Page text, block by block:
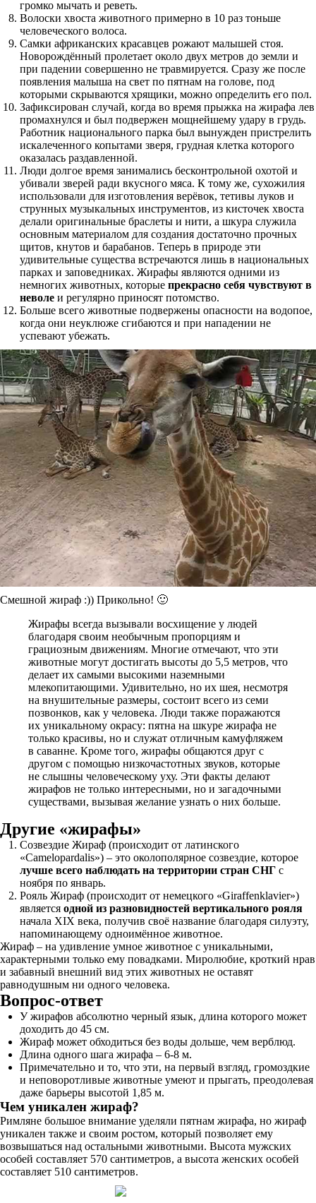
громко мычать и реветь.
Волоски хвоста животного примерно в 10 раз тоньше
человеческого волоса.
Самки африканских красавцев рожают малышей стоя.
Новорождённый пролетает около двух метров до земли и
при падении совершенно не травмируется. Сразу же после
появления малыша на свет по пятнам на голове, под
которыми скрываются хрящики, можно определить его пол.
Зафиксирован случай, когда во время прыжка на жирафа лев
промахнулся и был подвержен мощнейшему удару в грудь.
Работник национального парка был вынужден пристрелить
искалеченного копытами зверя, грудная клетка которого
оказалась раздавленной.
Люди долгое время занимались бесконтрольной охотой и
убивали зверей ради вкусного мяса. К тому же, сухожилия
использовали для изготовления верёвок, тетивы луков и
струнных музыкальных инструментов, из кисточек хвоста
делали оригинальные браслеты и нити, а шкура служила
основным материалом для создания достаточно прочных
щитов, кнутов и барабанов. Теперь в природе эти
удивительные существа встречаются лишь в национальных
парках и заповедниках. Жирафы являются одними из
немногих животных, которые прекрасно себя чувствуют в
неволе и регулярно приносят потомство.
Больше всего животные подвержены опасности на водопое,
когда они неуклюже сгибаются и при нападении не
успевают убежать.
Смешной жираф :)) Прикольно! 🙂
Жирафы всегда вызывали восхищение у людей
благодаря своим необычным пропорциям и
грациозным движениям. Многие отмечают, что эти
животные могут достигать высоты до 5,5 метров, что
делает их самыми высокими наземными
млекопитающими. Удивительно, но их шея, несмотря
на внушительные размеры, состоит всего из семи
позвонков, как у человека. Люди также поражаются
их уникальному окрасу: пятна на шкуре жирафа не
только красивы, но и служат отличным камуфляжем
в саванне. Кроме того, жирафы общаются друг с
другом с помощью низкочастотных звуков, которые
не слышны человеческому уху. Эти факты делают
жирафов не только интересными, но и загадочными
существами, вызывая желание узнать о них больше.
Другие «жирафы»
Созвездие Жираф (происходит от латинского
«Camelopardalis») – это околополярное созвездие, которое
лучше всего наблюдать на территории стран СНГ с
ноября по январь.
Рояль Жираф (происходит от немецкого «Giraffenklavier»)
является одной из разновидностей вертикального рояля
начала XIX века, получив своё название благодаря силуэту,
напоминающему одноимённое животное.
Жираф – на удивление умное животное с уникальными,
характерными только ему повадками. Миролюбие, кроткий нрав
и забавный внешний вид этих животных не оставят
равнодушным ни одного человека.
Вопрос-ответ
У жирафов абсолютно черный язык, длина которого может
доходить до 45 см.
Жираф может обходиться без воды дольше, чем верблюд.
Длина одного шага жирафа – 6-8 м.
Примечательно и то, что эти, на первый взгляд, громоздкие
и неповоротливые животные умеют и прыгать, преодолевая
даже барьеры высотой 1,85 м.
Чем уникален жираф?
Римляне большое внимание уделяли пятнам жирафа, но жираф
уникален также и своим ростом, который позволяет ему
возвышаться над остальными животными. Высота мужских
особей составляет 570 сантиметров, а высота женских особей
составляет 510 сантиметров.